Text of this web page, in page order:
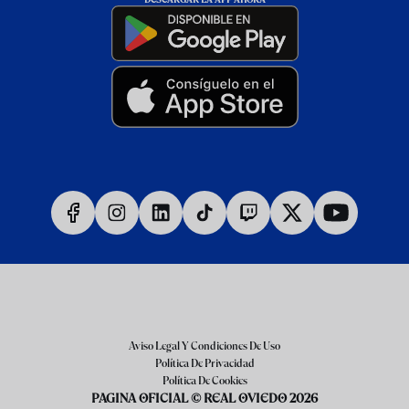
Aviso Legal Y Condiciones De Uso
Política De Privacidad
Política De Cookies
PAGINA OFICIAL © REAL OVIEDO 2026